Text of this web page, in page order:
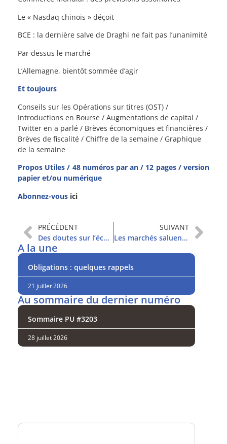
Le « Nasdaq chinois » déçoit
BCE : la dernière salve de Draghi ne fait pas l’unanimité
Par dessus le marché
L’Allemagne, bientôt sommée d’agir
Et toujours
Conseils sur les Opérations sur titres (OST) /
Introductions en Bourse / Augmentations de capital /
Twitter en a parlé / Brèves économiques et financières /
Brèves de fiscalité / Chiffre de la semaine / Graphique
de la semaine
Propos Utiles / 48 numéros par an / 12 pages / version
papier et/ou numérique
Abonnez-vous ici
PRÉCÉDENT
Des doutes sur l’économie américaine
SUIVANT
Les marchés saluent un accord a minima
A la une
Obligations : quelques rappels
21 juillet 2026
Au sommaire du dernier numéro
Sommaire PU #3203
28 juillet 2026